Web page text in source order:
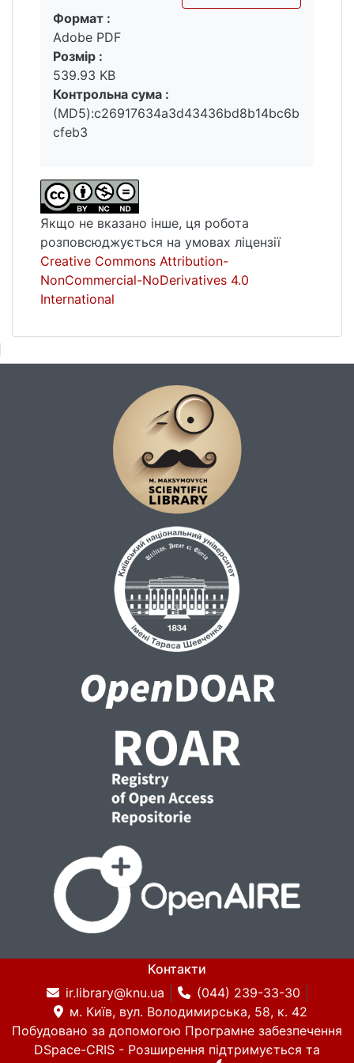
латиноамериканських країнах у рамках
стратегії дедоларизації з урахуванням
ефектів коливань глобальної ліквідності.
Проаналізовано напрями стратегії
дедоларизації в країнах регіону з
виокремленням її рівнів, форм та
інструментів.
доларизація економіки, фінансова
доларизація, стратегія дедоларизації,
глобалізація, відкритість економіки,
монетарна політика.
Вантажиться...
Формат :
Adobe PDF
Розмір :
539.93 KB
Контрольна сума :
(MD5):c26917634a3d43436bd8b14bc6b
cfeb3
Якщо не вказано інше, ця робота
розповсюджується на умовах ліцензії
Creative Commons Attribution-
NonCommercial-NoDerivatives 4.0
International
Контакти
ir.library@knu.ua
(044) 239-33-30
м. Київ, вул. Володимирська, 58, к. 42
Побудовано за допомогою Програмне забезпечення
DSpace-CRIS - Розширення підтримується та